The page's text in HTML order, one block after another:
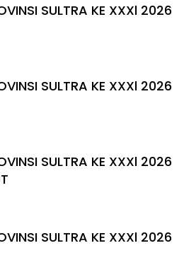
SULTRA KE XXXl 2026
SULTRA KE XXXl 2026
SULTRA KE XXXl 2026
SULTRA KE XXXl 2026